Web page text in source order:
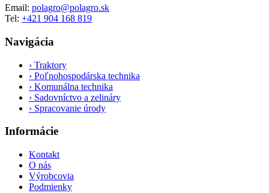
Email: polagro@polagro.sk
Tel: +421 904 168 819
Navigácia
› Traktory
› Poľnohospodárska technika
› Komunálna technika
› Sadovníctvo a zelináry
› Spracovanie úrody
Informácie
Kontakt
O nás
Výrobcovia
Podmienky